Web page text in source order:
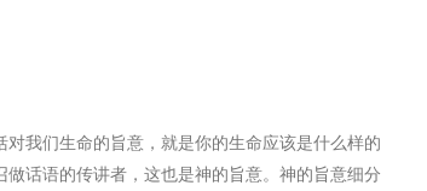
我们生命的旨意，就是你的生命应该是什么样的
话语的传讲者，这也是神的旨意。神的旨意细分